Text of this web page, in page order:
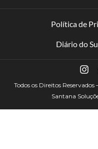
Política de
Diário do
Todos os Direitos
Santana